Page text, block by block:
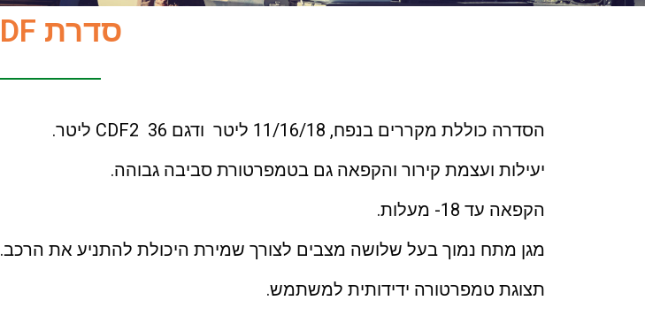
סדרת CDF
הסדרה כוללת מקררים בנפח, 11/16/18 ליטר ודגם CDF2 36 ליטר.
יעילות ועצמת קירור והקפאה גם בטמפרטורת סביבה גבוהה.
הקפאה עד 18- מעלות.
מגן מתח נמוך בעל שלושה מצבים לצורך שמירת היכולת להתניע את הרכב.
תצוגת טמפרטורה ידידותית למשתמש.